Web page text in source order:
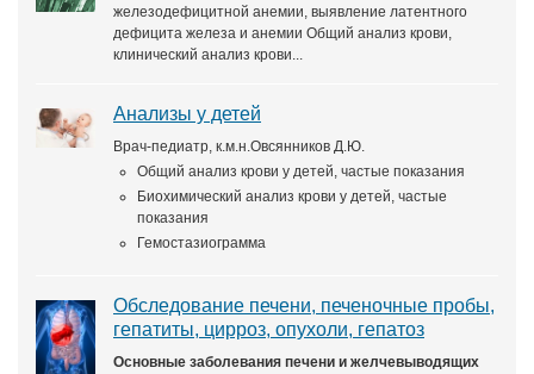
железодефицитной анемии, выявление латентного
дефицита железа и анемии Общий анализ крови,
клинический анализ крови...
Анализы у детей
Врач-педиатр, к.м.н.Овсянников Д.Ю.
Общий анализ крови у детей, частые показания
Биохимический анализ крови у детей, частые
показания
Гемостазиограмма
Обследование печени, печеночные пробы,
гепатиты, цирроз, опухоли, гепатоз
Основные заболевания печени и желчевыводящих